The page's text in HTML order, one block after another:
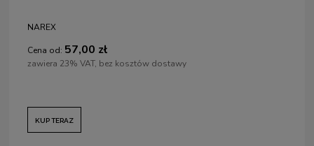
NAREX
Cena od: 57,00 zł
zawiera 23% VAT, bez kosztów dostawy
KUP TERAZ